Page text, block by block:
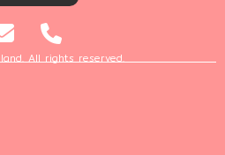
All rights reserved.